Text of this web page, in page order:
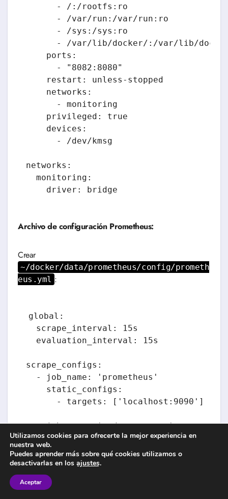
      - /:/rootfs:ro
      - /var/run:/var/run:ro
      - /sys:/sys:ro
- /var/lib/docker/:/var/lib/
    ports:
      - "8082:8080"
    restart: unless-stopped
    networks:
      - monitoring
    privileged: true
    devices:
      - /dev/kmsg
networks:
  monitoring:
Archivo de configuración Prometheus:
Crear
~/docker/data/prometheus/config/prometh
eus.yml :
global:
  scrape_interval: 15s
  evaluation_interval: 15s
scrape_configs:
  - job_name: 'prometheus'
    static_configs:
      - targets: ['localhost:9090']
  - job_name: 'node-exporter'
    static_configs:
      - targets: ['node-exporter:9100']
  - job_name: 'cadvisor'
    static_configs:
Utilizamos cookies para ofrecerte la mejor experiencia en
nuestra web.
Puedes aprender más sobre qué cookies utilizamos o
desactivarlas en los ajustes.
Aceptar